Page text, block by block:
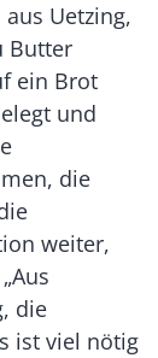
Uetzing,
Butter
ein Brot
und
die
weiter,
die
ist viel nötig